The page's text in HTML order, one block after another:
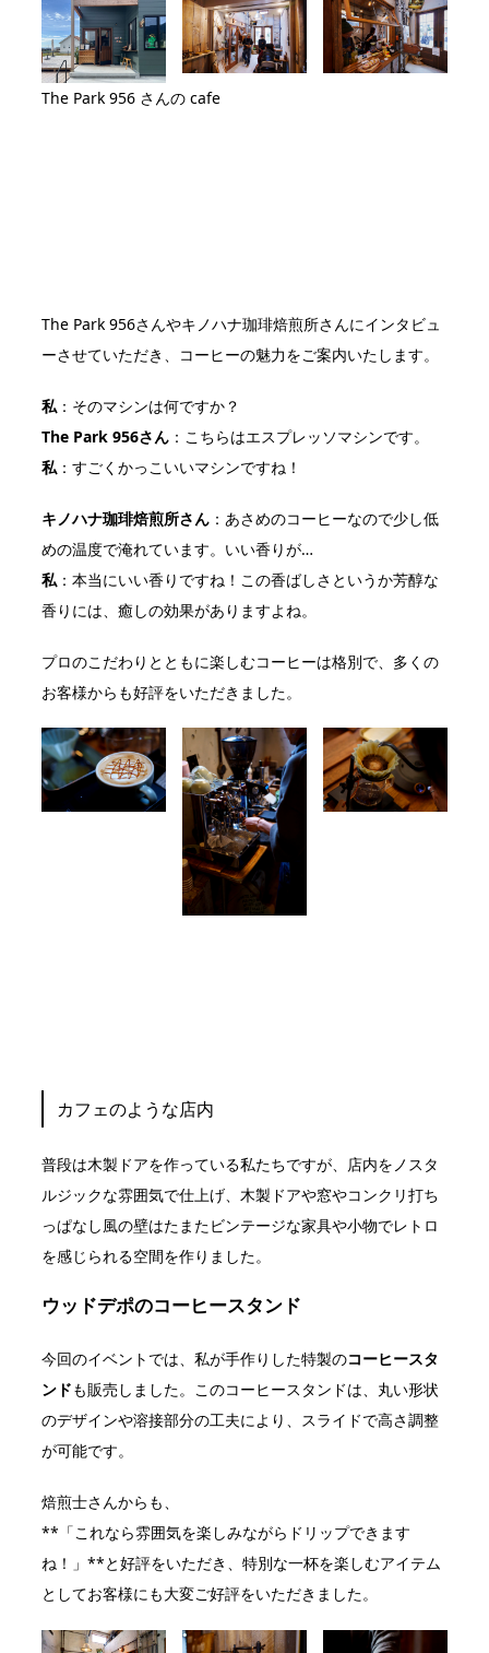
The Park 956 さんの cafe
The Park 956さんやキノハナ珈琲焙煎所さんにインタビュ
ーさせていただき、コーヒーの魅力をご案内いたします。
私：そのマシンは何ですか？
The Park 956さん：こちらはエスプレッソマシンです。
私：すごくかっこいいマシンですね！
キノハナ珈琲焙煎所さん：あさめのコーヒーなので少し低
めの温度で淹れています。いい香りが…
私：本当にいい香りですね！この香ばしさというか芳醇な
香りには、癒しの効果がありますよね。
プロのこだわりとともに楽しむコーヒーは格別で、多くの
お客様からも好評をいただきました。
カフェのような店内
普段は木製ドアを作っている私たちですが、店内をノスタ
ルジックな雰囲気で仕上げ、木製ドアや窓やコンクリ打ち
っぱなし風の壁はたまたビンテージな家具や小物でレトロ
を感じられる空間を作りました。
ウッドデポのコーヒースタンド
今回のイベントでは、私が手作りした特製のコーヒースタ
ンドも販売しました。このコーヒースタンドは、丸い形状
のデザインや溶接部分の工夫により、スライドで高さ調整
が可能です。
焙煎士さんからも、
**「これなら雰囲気を楽しみながらドリップできます
ね！」**と好評をいただき、特別な一杯を楽しむアイテム
としてお客様にも大変ご好評をいただきました。